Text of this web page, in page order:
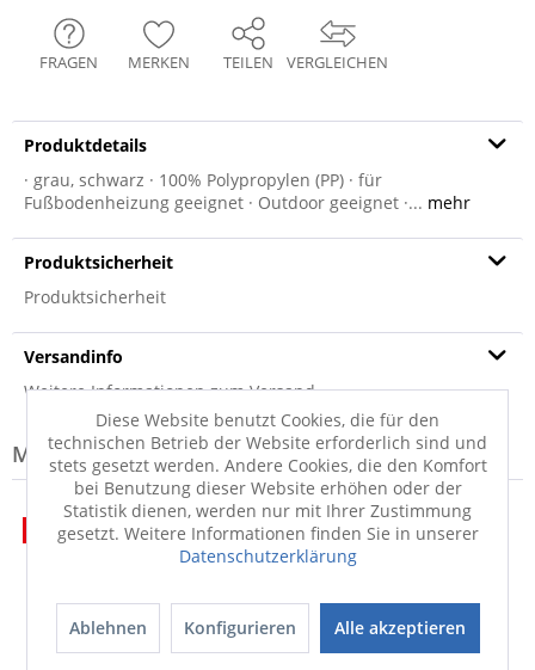
VERGLEICHEN
FRAGEN MERKEN TEILEN
Produktdetails
· grau, schwarz · 100% Polypropylen (PP) · für
Fußbodenheizung geeignet · Outdoor geeignet ·... mehr
Produktsicherheit
Produktsicherheit
Versandinfo
Weitere Informationen zum Versand...
Modell-Familie: NEWPORT
50% 50%
Diese Website benutzt Cookies, die für den
technischen Betrieb der Website erforderlich sind und
stets gesetzt werden. Andere Cookies, die den Komfort
bei Benutzung dieser Website erhöhen oder der
Statistik dienen, werden nur mit Ihrer Zustimmung
gesetzt. Weitere Informationen finden Sie in unserer
Datenschutzerklärung
Ablehnen Konfigurieren Alle akzeptieren